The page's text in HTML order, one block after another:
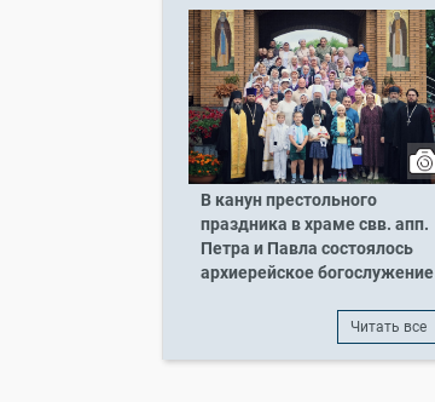
В канун престольного
праздника в храме свв. апп.
Петра и Павла состоялось
архиерейское богослужение
Читать все